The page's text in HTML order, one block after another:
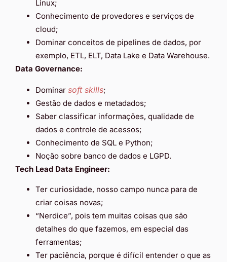
Linux;
Conhecimento de provedores e serviços de
cloud;
Dominar conceitos de pipelines de dados, por
exemplo, ETL, ELT, Data Lake e Data Warehouse.
Data Governance:
Dominar soft skills;
Gestão de dados e metadados;
Saber classificar informações, qualidade de
dados e controle de acessos;
Conhecimento de SQL e Python;
Noção sobre banco de dados e LGPD.
Tech Lead Data Engineer:
Ter curiosidade, nosso campo nunca para de
criar coisas novas;
“Nerdice”, pois tem muitas coisas que são
detalhes do que fazemos, em especial das
ferramentas;
Ter paciência, porque é difícil entender o que as